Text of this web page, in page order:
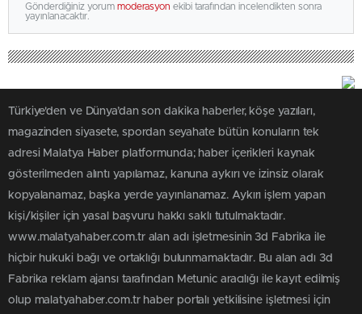
Gönderdiğiniz yorum moderasyon ekibi tarafından incelendikten sonra
yayınlanacaktır.
Türkiye'den ve Dünya’dan son dakika haberler, köşe yazıları,
magazinden siyasete, spordan seyahate bütün konuların tek
adresi Malatya Haber platformunda; haber içerikleri kaynak
gösterilmeden alıntı yapılamaz, kanuna aykırı ve izinsiz olarak
kopyalanamaz, başka yerde yayınlanamaz. Aykırı işlem yapan
kişi/kişiler için yasal başvuru hakkı saklı tutulmaktadır.
www.malatyahaber.com.tr alan adı işletmesinin 3d Fabrika ile
hiçbir hukuki bağı ve ortaklığı bulunmamaktadır. Bu alan adı 3d
Fabrika reklam ajansı tarafından Metunic aracılığı ile kayıt edilmiş
olup malatyahaber.com.tr haber portalı yetkilisine işletmesi için